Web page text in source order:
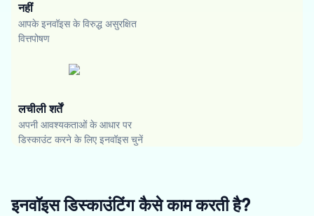
नहीं
आपके इनवॉइस के विरुद्ध असुरक्षित
वित्तपोषण
लचीली शर्तें
अपनी आवश्यकताओं के आधार पर
डिस्काउंट करने के लिए इनवॉइस चुनें
इनवॉइस डिस्काउंटिंग कैसे काम करती है?